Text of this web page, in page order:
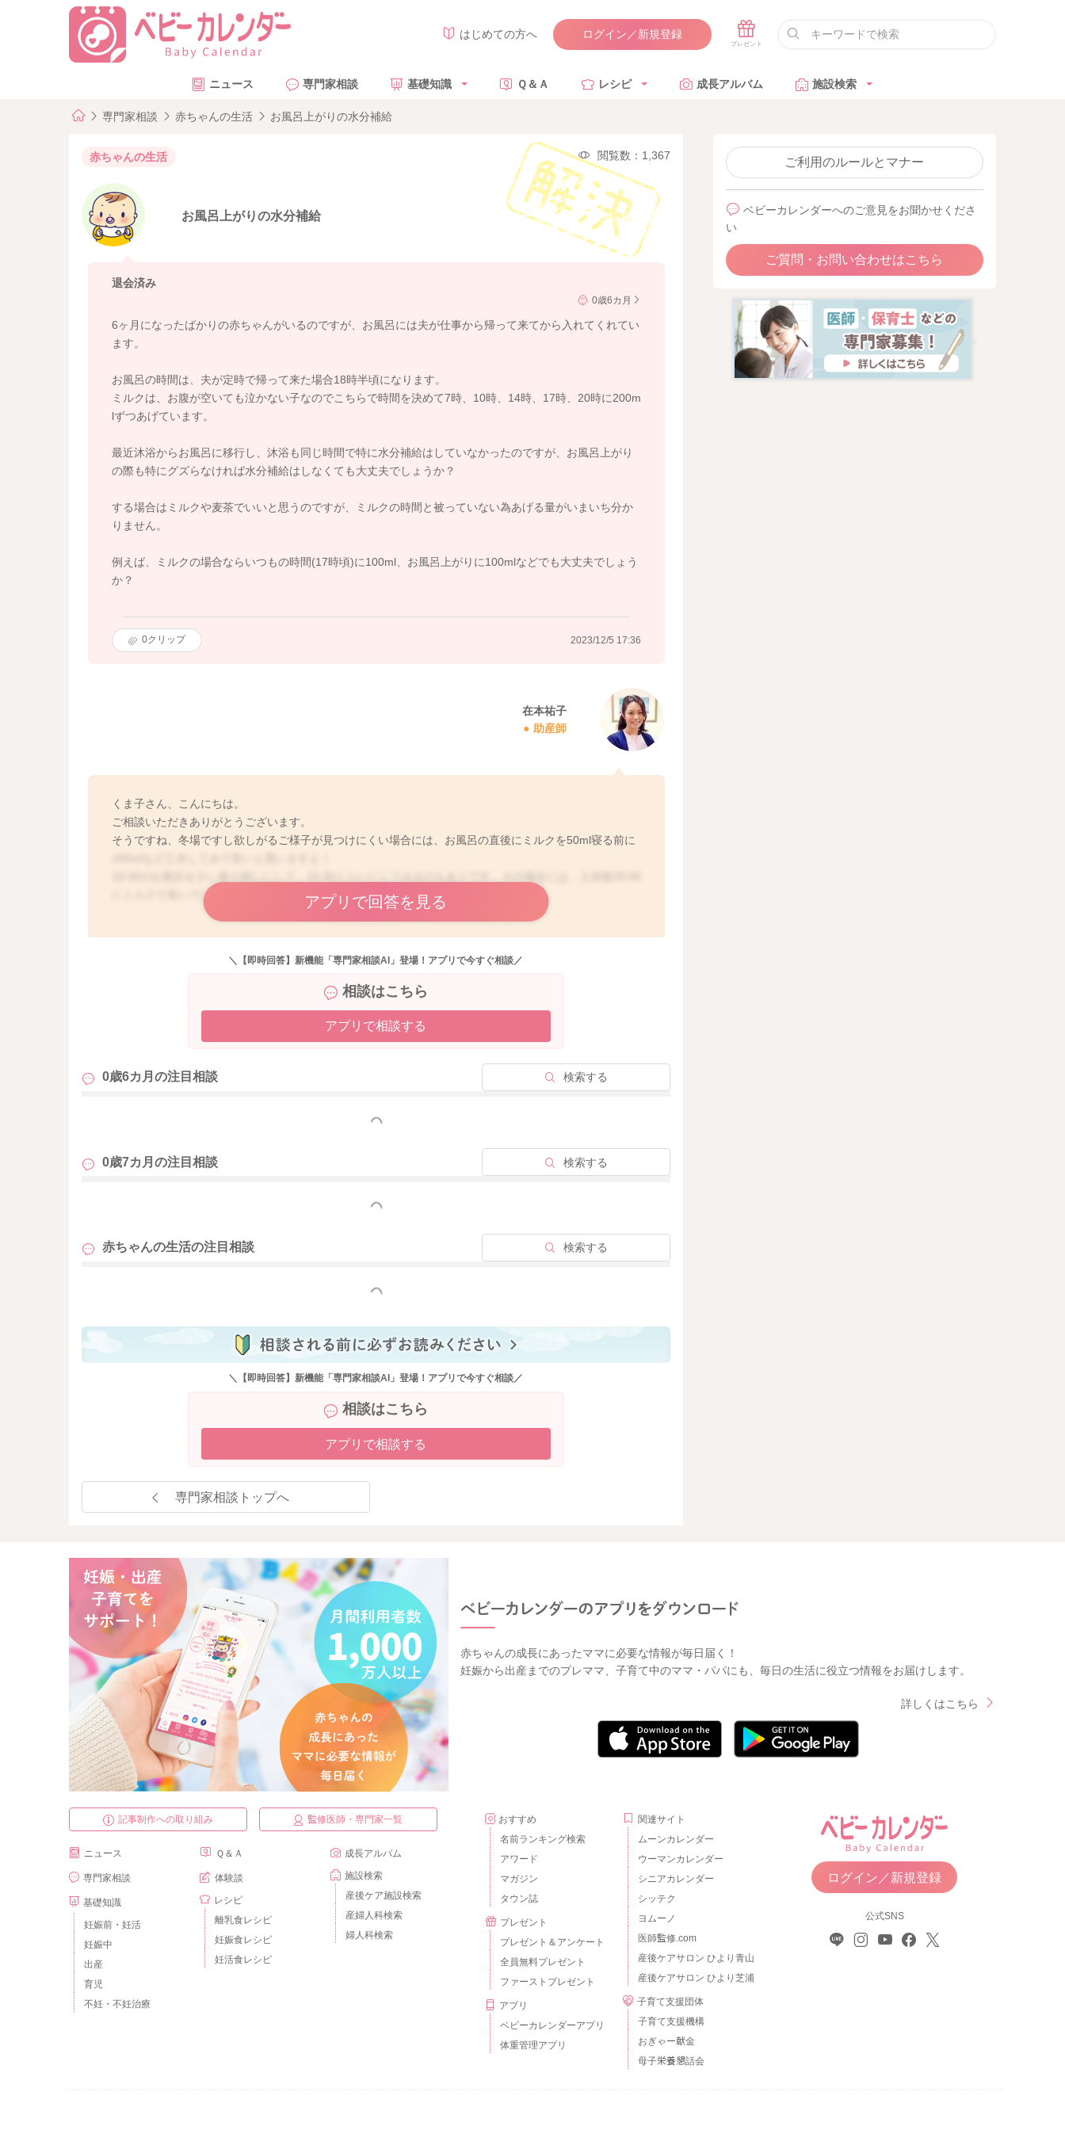
はじめての方へ ログイン／新規登録
ニュース 専門家相談 基礎知識 Ｑ＆Ａ レシピ 成長アルバム 施設検索
専門家相談 赤ちゃんの生活 お風呂上がりの水分補給
赤ちゃんの生活 閲覧数：1,367
お風呂上がりの水分補給
退会済み
0歳6カ月
6ヶ月になったばかりの赤ちゃんがいるのですが、お風呂には夫が仕事から帰って来てから入れてくれてい
ます。
お風呂の時間は、夫が定時で帰って来た場合18時半頃になります。
ミルクは、お腹が空いても泣かない子なのでこちらで時間を決めて7時、10時、14時、17時、20時に200m
lずつあげています。
最近沐浴からお風呂に移行し、沐浴も同じ時間で特に水分補給はしていなかったのですが、お風呂上がり
の際も特にグズらなければ水分補給はしなくても大丈夫でしょうか？
する場合はミルクや麦茶でいいと思うのですが、ミルクの時間と被っていない為あげる量がいまいち分か
りません。
例えば、ミルクの場合ならいつもの時間(17時頃)に100ml、お風呂上がりに100mlなどでも大丈夫でしょう
か？
0クリップ 2023/12/5 17:36
在本祐子
助産師
くま子さん、こんにちは。
ご相談いただきありがとうございます。
そうですね、冬場ですし欲しがるご様子が見つけにくい場合には、お風呂の直後にミルクを50ml寝る前に
にミルクで良いでしょう！
アプリで回答を見る
＼【即時回答】新機能「専門家相談AI」登場！アプリで今すぐ相談／
相談はこちら
アプリで相談する
0歳6カ月の注目相談 検索する
もっと見る
0歳7カ月の注目相談 検索する
もっと見る
赤ちゃんの生活の注目相談 検索する
もっと見る
＼【即時回答】新機能「専門家相談AI」登場！アプリで今すぐ相談／
相談はこちら
アプリで相談する
専門家相談トップへ
ご利用のルールとマナー
ベビーカレンダーへのご意見をお聞かせくださ
い
ご質問・お問い合わせはこちら
赤ちゃんの成長にあったママに必要な情報が毎日届く！
妊娠から出産までのプレママ、子育て中のママ・パパにも、毎日の生活に役立つ情報をお届けします。
詳しくはこちら
記事制作への取り組み 監修医師・専門家一覧
ニュース
専門家相談
基礎知識
妊娠前・妊活
妊娠中
出産
育児
不妊・不妊治療
Ｑ＆Ａ
体験談
レシピ
離乳食レシピ
妊娠食レシピ
妊活食レシピ
成長アルバム
施設検索
産後ケア施設検索
産婦人科検索
婦人科検索
おすすめ
名前ランキング検索
アワード
マガジン
タウン誌
プレゼント
プレゼント＆アンケート
全員無料プレゼント
ファーストプレゼント
アプリ
ベビーカレンダーアプリ
体重管理アプリ
関連サイト
ムーンカレンダー
ウーマンカレンダー
シニアカレンダー
シッテク
ヨムーノ
医師監修.com
産後ケアサロン ひより青山
産後ケアサロン ひより芝浦
子育て支援団体
子育て支援機構
おぎゃー献金
母子栄養懇話会
ログイン／新規登録
公式SNS